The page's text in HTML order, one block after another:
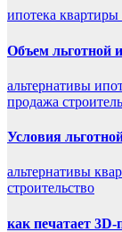
ипотека квартиры
Объем льготной
альтернативы
продажа
Условия
альтернативы
строительство
как печатает